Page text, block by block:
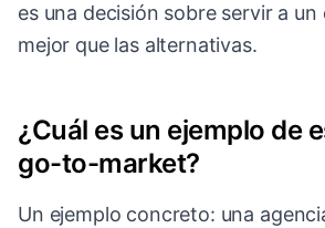
es una decisión sobre servir a
mejor que las alternativas.
¿Cuál es un ejemplo de
go-to-market?
Un ejemplo concreto: una